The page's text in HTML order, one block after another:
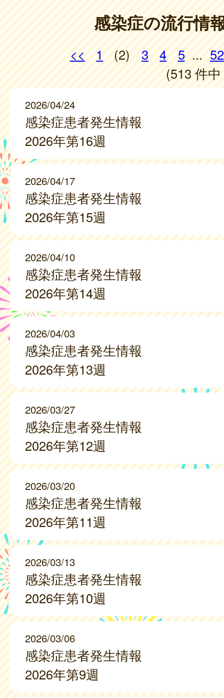
感染症の流行情
<< 1 (2) 3 4 5 ... 52
(513 件
2026/04/24
感染症患者発生情報
2026年第16週
2026/04/17
感染症患者発生情報
2026年第15週
2026/04/10
感染症患者発生情報
2026年第14週
2026/04/03
感染症患者発生情報
2026年第13週
2026/03/27
感染症患者発生情報
2026年第12週
2026/03/20
感染症患者発生情報
2026年第11週
2026/03/13
感染症患者発生情報
2026年第10週
2026/03/06
感染症患者発生情報
2026年第9週